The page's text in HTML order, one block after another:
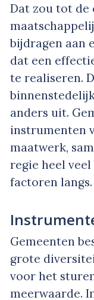
Dat zou tot de
bijdragen aan
dat een
te realiseren.
anders uit.
instrumenten
maatwerk,
regie heel
factoren langs.
Gemeenten
grote
voor het
meerwaarde.